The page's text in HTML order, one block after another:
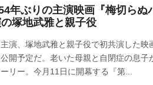
年ぶりの主演映画『梅切らぬ
塚地武雅と親子役
演、塚地武雅と親子役で初共演した映
開予定だ。老いた母親と自閉症の息子
リー。今月11日に開幕する『第...